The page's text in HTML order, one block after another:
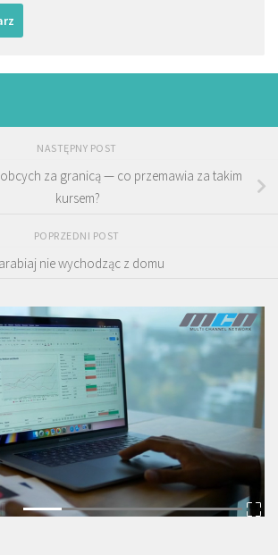
NASTĘPNY POST
za granicą — co przemawia za takim
kursem?
POPRZEDNI POST
nie wychodząc z domu